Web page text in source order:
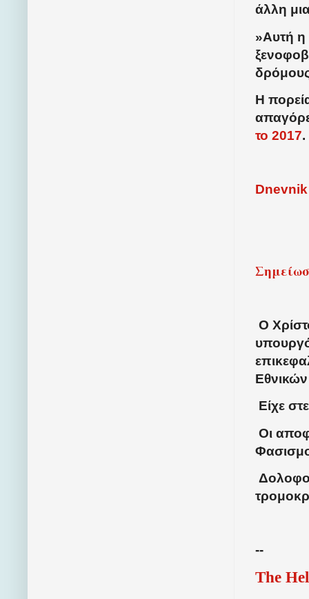
άλλη
»Αυτή η
Η
το 2017.
Dnevnik
Ο
Είχε
Οι
--
The